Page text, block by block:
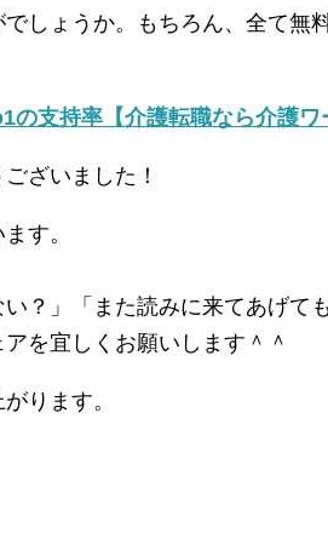
しょうか。もちろん、全て無
の支持率【介護転職なら介護ワ
ざいました！
す。
？」「また読みに来てあげて
を宜しくお願いします＾＾
ります。